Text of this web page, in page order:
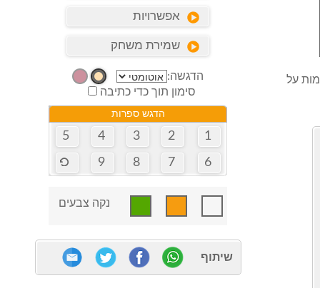
על
אפשרויות
שמירת משחק
הדגשה:
סימון תוך כדי כתיבה
הדגש ספרות
1
2
3
4
5
6
7
8
9
נקה צבעים
שיתוף